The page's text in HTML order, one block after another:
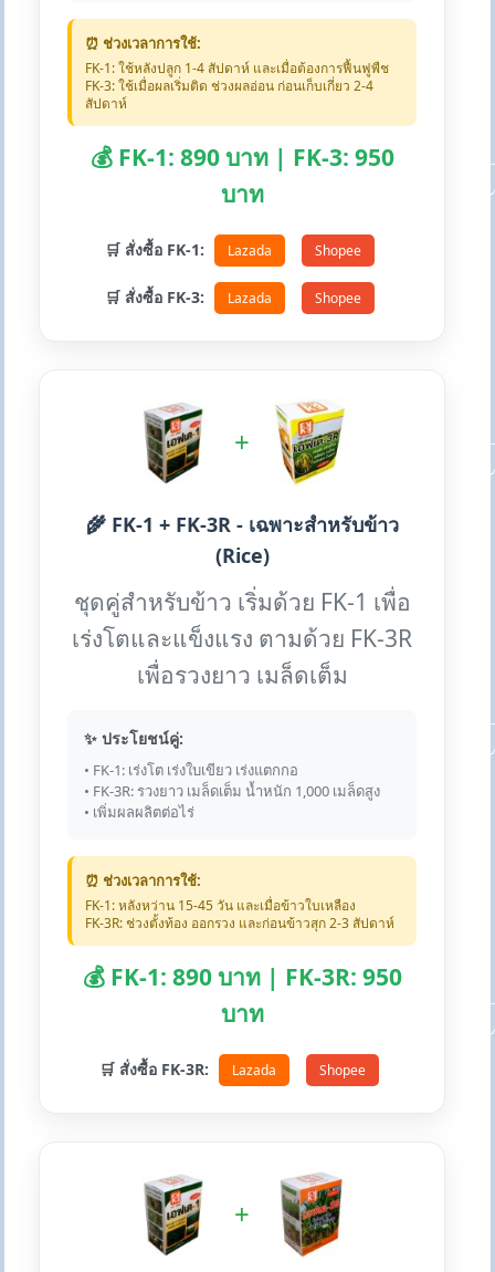
⏰ ช่วงเวลาการใช้:
FK-1: ใช้หลังปลูก 1-4 สัปดาห์ และเมื่อต้องการฟื้นฟูพืช
FK-3: ใช้เมื่อผลเริ่มติด ช่วงผลอ่อน ก่อนเก็บเกี่ยว 2-4
สัปดาห์
💰 FK-1: 890 บาท | FK-3: 950
บาท
🛒 สั่งซื้อ FK-1: Lazada Shopee
🛒 สั่งซื้อ FK-3: Lazada Shopee
+
🌾 FK-1 + FK-3R - เฉพาะสำหรับข้าว
(Rice)
ชุดคู่สำหรับข้าว เริ่มด้วย FK-1 เพื่อ
เร่งโตและแข็งแรง ตามด้วย FK-3R
เพื่อรวงยาว เมล็ดเต็ม
✨ ประโยชน์คู่:
• FK-1: เร่งโต เร่งใบเขียว เร่งแตกกอ
• FK-3R: รวงยาว เมล็ดเต็ม น้ำหนัก 1,000 เมล็ดสูง
• เพิ่มผลผลิตต่อไร่
⏰ ช่วงเวลาการใช้:
FK-1: หลังหว่าน 15-45 วัน และเมื่อข้าวใบเหลือง
FK-3R: ช่วงตั้งท้อง ออกรวง และก่อนข้าวสุก 2-3 สัปดาห์
💰 FK-1: 890 บาท | FK-3R: 950
บาท
🛒 สั่งซื้อ FK-3R: Lazada Shopee
+